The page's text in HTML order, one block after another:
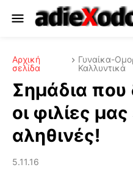
Αρχική
σελίδα
Γυναίκα-
Καλλυντικά
Σημάδια που
οι φιλίες
αληθινές!
5.11.16